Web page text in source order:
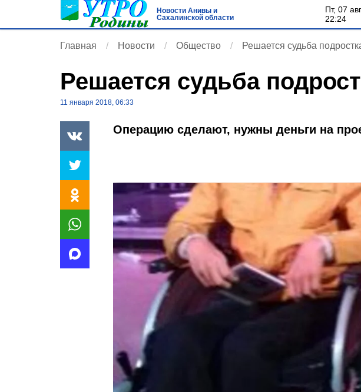
Новости Анивы и
Сахалинской области
пт, 07 авг.
22:24
Главная Новости Общество Решается судьба
Решается судьба
11 января 2018, 06:33
Операцию сделают, нужны деньги на